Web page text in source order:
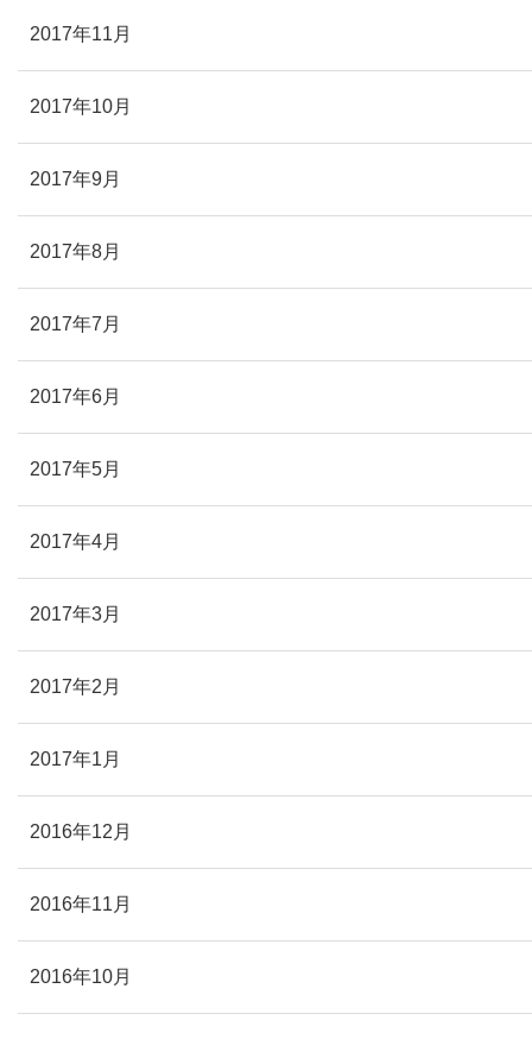
2017年11月
2017年10月
2017年9月
2017年8月
2017年7月
2017年6月
2017年5月
2017年4月
2017年3月
2017年2月
2017年1月
2016年12月
2016年11月
2016年10月